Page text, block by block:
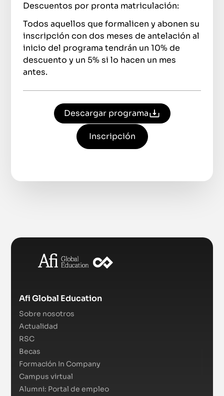
Descuentos por pronta matriculación:
Todos aquellos que formalicen y abonen su
inscripción con dos meses de antelación al
inicio del programa tendrán un 10% de
descuento y un 5% si lo hacen un mes
antes.
Descargar programa
Inscripción
Afi Global Education
Sobre nosotros
Actualidad
RSC
Becas
Formación In Company
Campus virtual
Alumni: Portal de empleo